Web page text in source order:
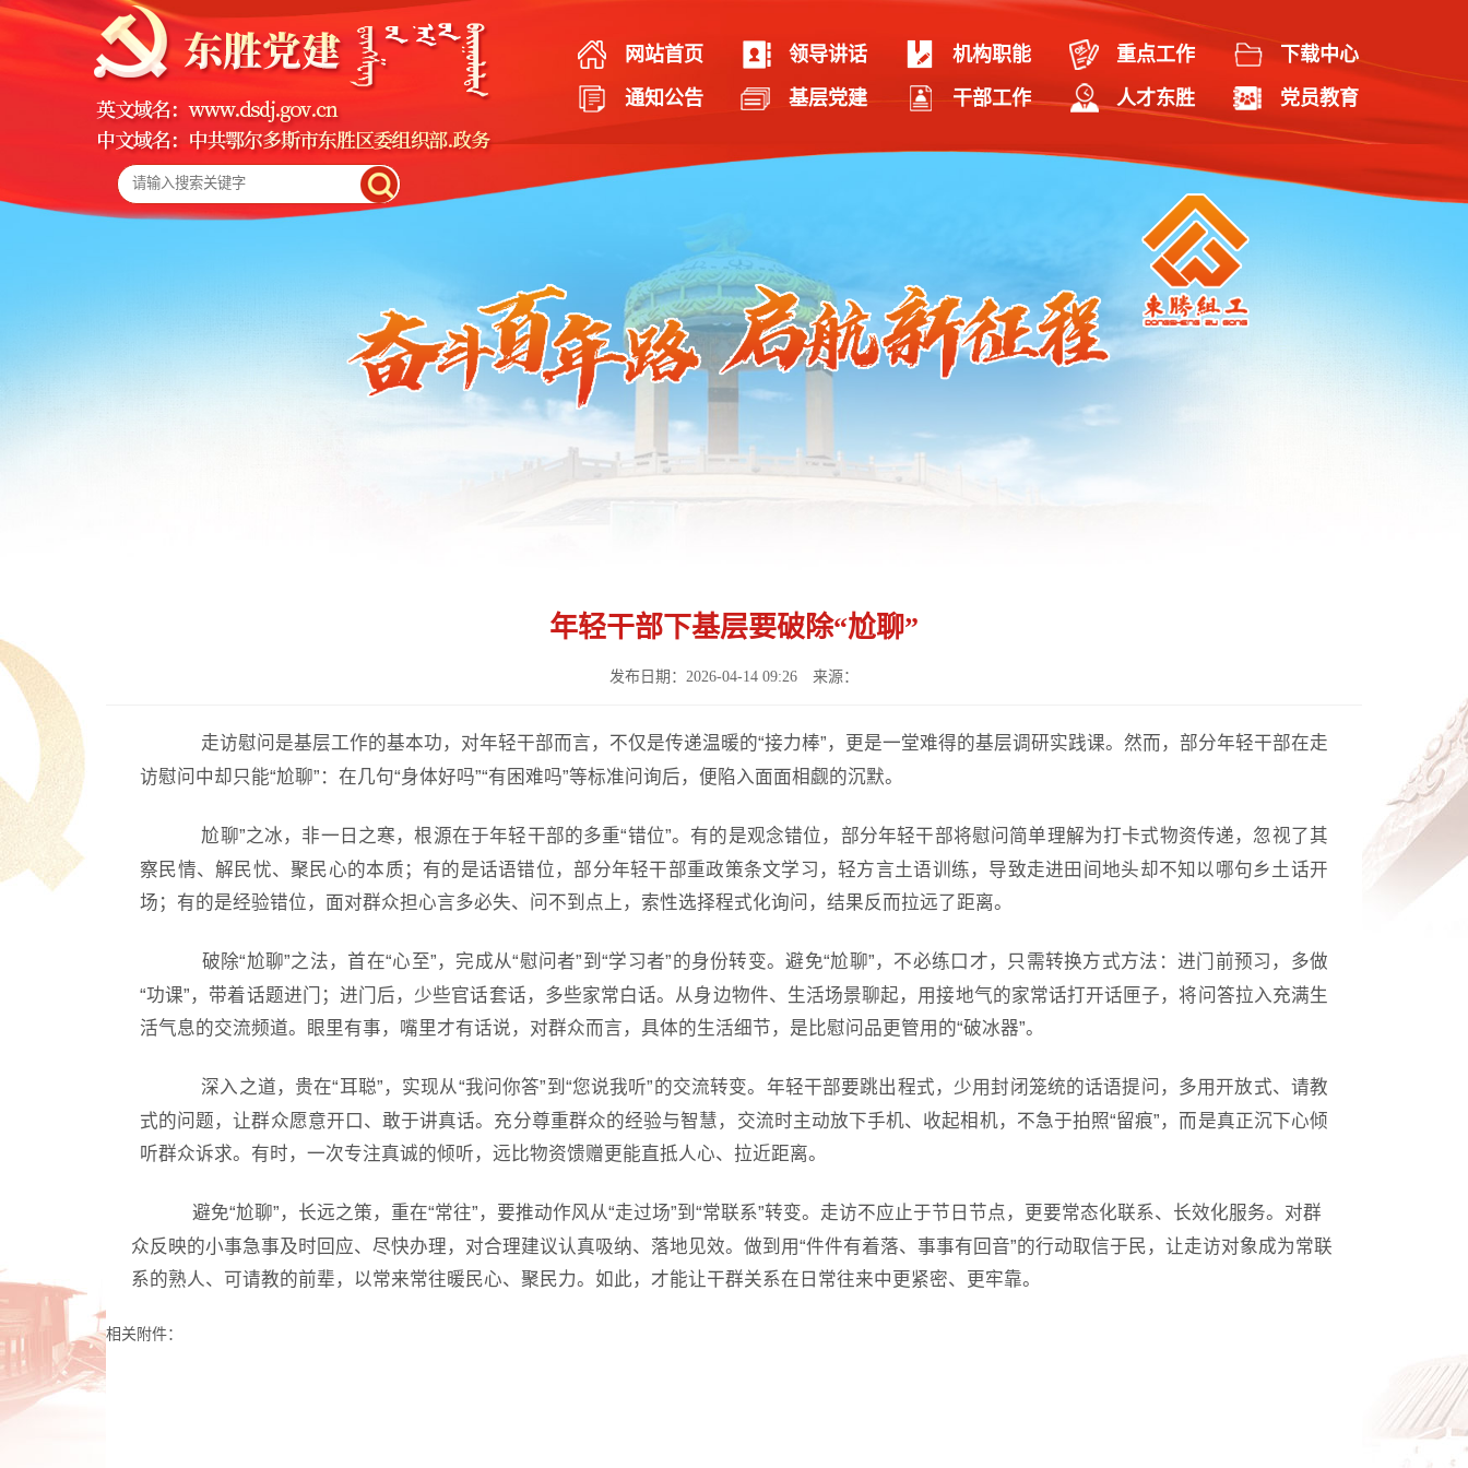
网站首页 领导讲话 机构职能 重点工作
下载中心
通知公告
基层党建 干部工作 人才东胜 党员教育
年轻干部下基层要破除“尬聊”
发布日期：2026-04-14 09:26 来源：
走访慰问是基层工作的基本功，对年轻干部而言，不仅是传递温暖的“接力棒”，更是一堂难得的基层调研实践课。然而，部分年轻干部在走
访慰问中却只能“尬聊”：在几句“身体好吗”“有困难吗”等标准问询后，便陷入面面相觑的沉默。
尬聊”之冰，非一日之寒，根源在于年轻干部的多重“错位”。有的是观念错位，部分年轻干部将慰问简单理解为打卡式物资传递，忽视了其
察民情、解民忧、聚民心的本质；有的是话语错位，部分年轻干部重政策条文学习，轻方言土语训练，导致走进田间地头却不知以哪句乡土话开
场；有的是经验错位，面对群众担心言多必失、问不到点上，索性选择程式化询问，结果反而拉远了距离。
破除“尬聊”之法，首在“心至”，完成从“慰问者”到“学习者”的身份转变。避免“尬聊”，不必练口才，只需转换方式方法：进门前预习，多做
“功课”，带着话题进门；进门后，少些官话套话，多些家常白话。从身边物件、生活场景聊起，用接地气的家常话打开话匣子，将问答拉入充满生
活气息的交流频道。眼里有事，嘴里才有话说，对群众而言，具体的生活细节，是比慰问品更管用的“破冰器”。
深入之道，贵在“耳聪”，实现从“我问你答”到“您说我听”的交流转变。年轻干部要跳出程式，少用封闭笼统的话语提问，多用开放式、请教
式的问题，让群众愿意开口、敢于讲真话。充分尊重群众的经验与智慧，交流时主动放下手机、收起相机，不急于拍照“留痕”，而是真正沉下心倾
听群众诉求。有时，一次专注真诚的倾听，远比物资馈赠更能直抵人心、拉近距离。
避免“尬聊”，长远之策，重在“常往”，要推动作风从“走过场”到“常联系”转变。走访不应止于节日节点，更要常态化联系、长效化服务。对群
众反映的小事急事及时回应、尽快办理，对合理建议认真吸纳、落地见效。做到用“件件有着落、事事有回音”的行动取信于民，让走访对象成为常联
系的熟人、可请教的前辈，以常来常往暖民心、聚民力。如此，才能让干群关系在日常往来中更紧密、更牢靠。
相关附件：